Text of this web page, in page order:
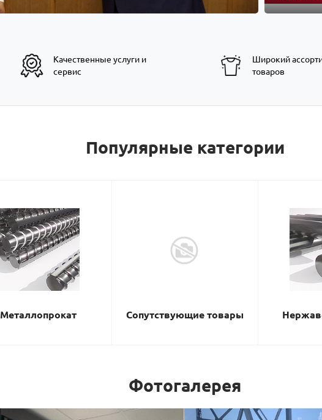
Качественные услуги и
сервис
Широкий
товаров
Популярные категории
Металлопрокат Сопутствующие товары
Фотогалерея